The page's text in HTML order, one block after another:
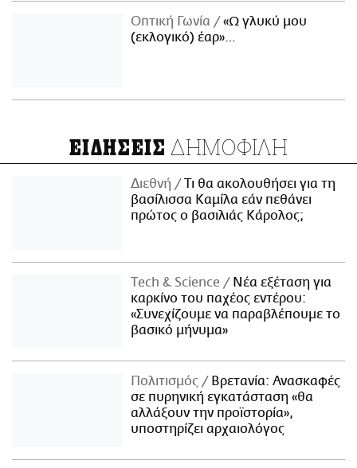
Οπτική Γωνία
«Ω γλυκύ μου
(εκλογικό) έαρ»…
ΕΙΔΗΣΕΙΣ ΔΗΜΟΦΙΛΗ
Διεθνή
Τι θα ακολουθήσει για τη
βασίλισσα Καμίλα εάν πεθάνει
πρώτος ο βασιλιάς Κάρολος;
Τech & Science
Νέα εξέταση για
καρκίνο του παχέος εντέρου:
«Συνεχίζουμε να παραβλέπουμε το
βασικό μήνυμα»
Πολιτισμός
Βρετανία: Ανασκαφές
σε πυρηνική εγκατάσταση «θα
αλλάξουν την προϊστορία»,
υποστηρίζει αρχαιολόγος